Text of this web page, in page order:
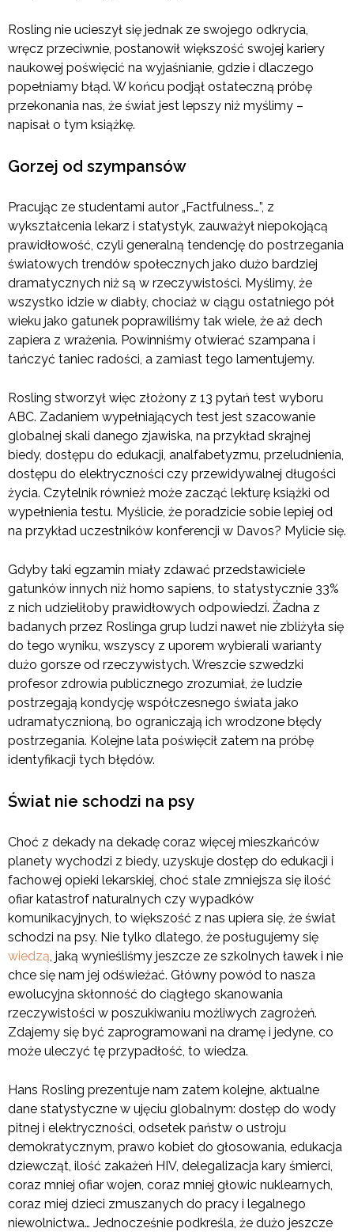
Rosling nie ucieszył się jednak ze swojego odkrycia,
wręcz przeciwnie, postanowił większość swojej kariery
naukowej poświęcić na wyjaśnianie, gdzie i dlaczego
popełniamy błąd. W końcu podjął ostateczną próbę
przekonania nas, że świat jest lepszy niż myślimy –
napisał o tym książkę.
Gorzej od szympansów
Pracując ze studentami autor „Factfulness…”, z
wykształcenia lekarz i statystyk, zauważył niepokojącą
prawidłowość, czyli generalną tendencję do postrzegania
światowych trendów społecznych jako dużo bardziej
dramatycznych niż są w rzeczywistości. Myślimy, że
wszystko idzie w diabły, chociaż w ciągu ostatniego pół
wieku jako gatunek poprawiliśmy tak wiele, że aż dech
zapiera z wrażenia. Powinniśmy otwierać szampana i
tańczyć taniec radości, a zamiast tego lamentujemy.
Rosling stworzył więc złożony z 13 pytań test wyboru
ABC. Zadaniem wypełniających test jest szacowanie
globalnej skali danego zjawiska, na przykład skrajnej
biedy, dostępu do edukacji, analfabetyzmu, przeludnienia,
dostępu do elektryczności czy przewidywalnej długości
życia. Czytelnik również może zacząć lekturę książki od
wypełnienia testu. Myślicie, że poradzicie sobie lepiej od
na przykład uczestników konferencji w Davos? Mylicie się.
Gdyby taki egzamin miały zdawać przedstawiciele
gatunków innych niż homo sapiens, to statystycznie 33%
z nich udzieliłoby prawidłowych odpowiedzi. Żadna z
badanych przez Roslinga grup ludzi nawet nie zbliżyła się
do tego wyniku, wszyscy z uporem wybierali warianty
dużo gorsze od rzeczywistych. Wreszcie szwedzki
profesor zdrowia publicznego zrozumiał, że ludzie
postrzegają kondycję współczesnego świata jako
udramatycznioną, bo ograniczają ich wrodzone błędy
postrzegania. Kolejne lata poświęcił zatem na próbę
identyfikacji tych błędów.
Świat nie schodzi na psy
Choć z dekady na dekadę coraz więcej mieszkańców
planety wychodzi z biedy, uzyskuje dostęp do edukacji i
fachowej opieki lekarskiej, choć stale zmniejsza się ilość
ofiar katastrof naturalnych czy wypadków
komunikacyjnych, to większość z nas upiera się, że świat
schodzi na psy. Nie tylko dlatego, że posługujemy się
wiedzą, jaką wynieśliśmy jeszcze ze szkolnych ławek i nie
chce się nam jej odświeżać. Główny powód to nasza
ewolucyjna skłonność do ciągłego skanowania
rzeczywistości w poszukiwaniu możliwych zagrożeń.
Zdajemy się być zaprogramowani na dramę i jedyne, co
może uleczyć tę przypadłość, to wiedza.
Hans Rosling prezentuje nam zatem kolejne, aktualne
dane statystyczne w ujęciu globalnym: dostęp do wody
pitnej i elektryczności, odsetek państw o ustroju
demokratycznym, prawo kobiet do głosowania, edukacja
dziewcząt, ilość zakażeń HIV, delegalizacja kary śmierci,
coraz mniej ofiar wojen, coraz mniej głowic nuklearnych,
coraz miej dzieci zmuszanych do pracy i legalnego
niewolnictwa… Jednocześnie podkreśla, że dużo jeszcze